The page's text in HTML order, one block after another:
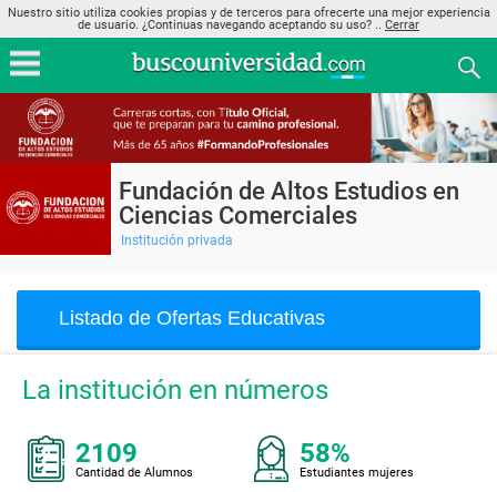
Nuestro sitio utiliza cookies propias y de terceros para ofrecerte una mejor experiencia
de usuario. ¿Continuas navegando aceptando su uso? .. Cerrar
Fundación de Altos Estudios en
Ciencias Comerciales
Institución privada
Listado de Ofertas Educativas
La institución en números
2109
Cantidad de Alumnos
58%
Estudiantes mujeres